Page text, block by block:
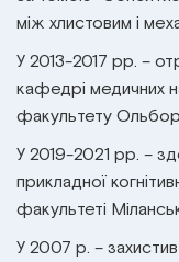
між хлистовим і
У 2013-2017 рр. –
кафедрі медичних
факультету
У 2019-2021 рр. –
прикладної
факультеті
У 2007 р. –